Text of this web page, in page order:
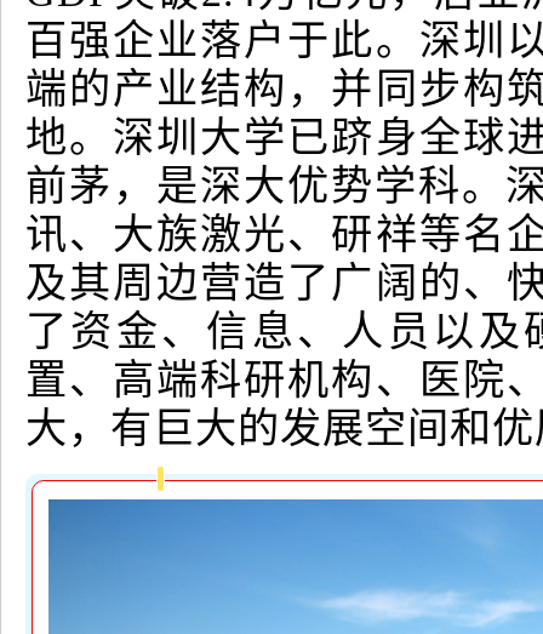
百强企业落户于此。深圳
端的产业结构，并同步构
地。深圳大学已跻身全球
前茅，是深大优势学科。
讯、大族激光、研祥等名
及其周边营造了广阔的、
了资金、信息、人员以
置、高端科研机构、医院
大，有巨大的发展空间和